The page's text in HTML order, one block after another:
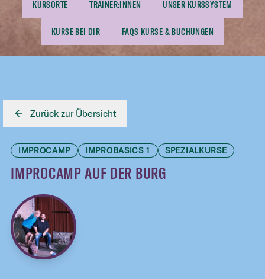
KURSORTE TRAINER:INNEN UNSER KURSSYSTEM
KURSE BEI DIR FAQS KURSE & BUCHUNGEN
Zurück zur Übersicht
IMPROCAMP IMPROBASICS 1 SPEZIALKURSE
IMPROCAMP AUF DER BURG